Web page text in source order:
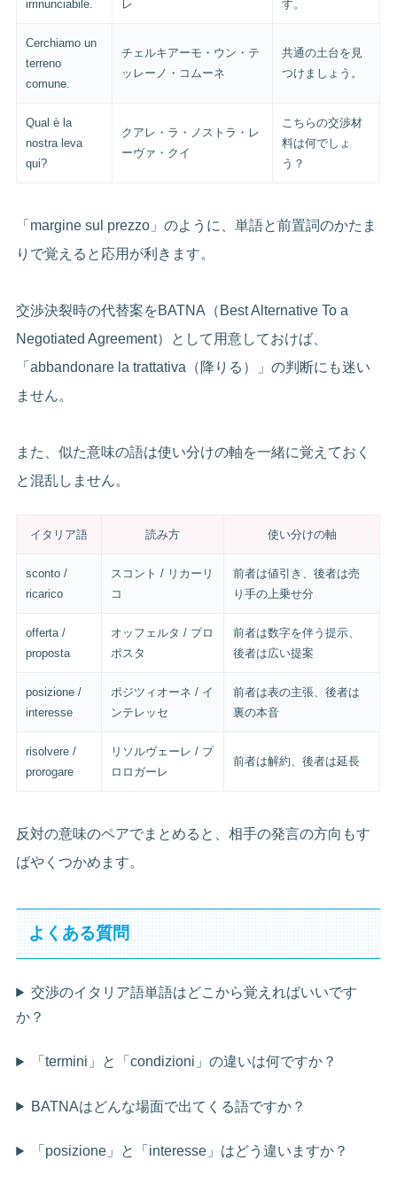
irrinunciabile.
レ
す。
Cerchiamo un
terreno
comune.
チェルキアーモ・ウン・テ
ッレーノ・コムーネ
共通の土台を見
つけましょう。
Qual è la
nostra leva
qui?
クアレ・ラ・ノストラ・レ
ーヴァ・クイ
こちらの交渉材
料は何でしょ
う？
「margine sul prezzo」のように、単語と前置詞のかたま
りで覚えると応用が利きます。
交渉決裂時の代替案をBATNA（Best Alternative To a
Negotiated Agreement）として用意しておけば、
「abbandonare la trattativa（降りる）」の判断にも迷い
ません。
また、似た意味の語は使い分けの軸を一緒に覚えておく
と混乱しません。
イタリア語 読み方 使い分けの軸
sconto /
ricarico
スコント / リカーリ
コ
前者は値引き、後者は売
り手の上乗せ分
offerta /
proposta
オッフェルタ / プロ
ポスタ
前者は数字を伴う提示、
後者は広い提案
posizione /
interesse
ポジツィオーネ / イ
ンテレッセ
前者は表の主張、後者は
裏の本音
risolvere /
prorogare
リソルヴェーレ / プ
ロロガーレ
前者は解約、後者は延長
反対の意味のペアでまとめると、相手の発言の方向もす
ばやくつかめます。
よくある質問
交渉のイタリア語単語はどこから覚えればいいです
か？
「termini」と「condizioni」の違いは何ですか？
BATNAはどんな場面で出てくる語ですか？
「posizione」と「interesse」はどう違いますか？